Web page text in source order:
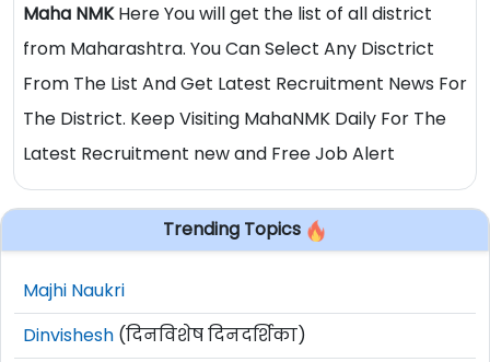
Maha NMKHere You will get the list of all district
from Maharashtra. You Can Select Any Disctrict
From The List And Get Latest Recruitment News For
The District. Keep Visiting MahaNMK Daily For The
Latest Recruitment new and Free Job Alert
Trending Topics
Majhi Naukri
Dinvishesh (दिनविशेष दिनदर्शिका)